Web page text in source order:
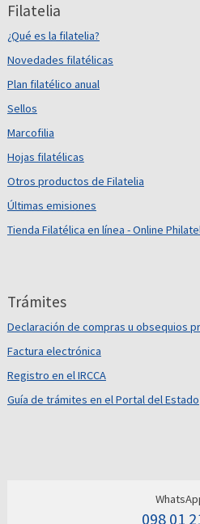
Filatelia
¿Qué es la filatelia?
Novedades filatélicas
Plan filatélico anual
Sellos
Marcofilia
Hojas filatélicas
Otros productos de Filatelia
Últimas emisiones
Tienda Filatélica en línea - Online
Trámites
Declaración de compras u obsequios
Factura electrónica
Registro en el IRCCA
Guía de trámites en el Portal del Estado
098 01